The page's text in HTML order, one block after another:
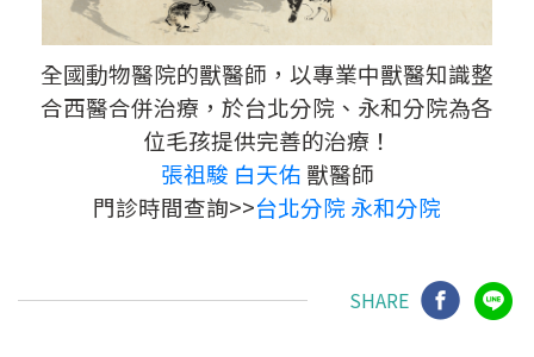
全國動物醫院的獸醫師，以專業中獸醫知識整
合西醫合併治療，於台北分院、永和分院為各
位毛孩提供完善的治療！
張祖駿 白天佑 獸醫師
門診時間查詢>>台北分院 永和分院
SHARE